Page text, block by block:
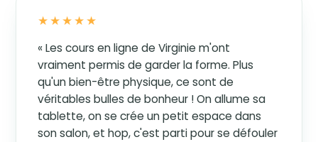
★★★★★
« Les cours en ligne de Virginie m'ont
vraiment permis de garder la forme. Plus
qu'un bien-être physique, ce sont de
véritables bulles de bonheur ! On allume sa
tablette, on se crée un petit espace dans
son salon, et hop, c'est parti pour se défouler